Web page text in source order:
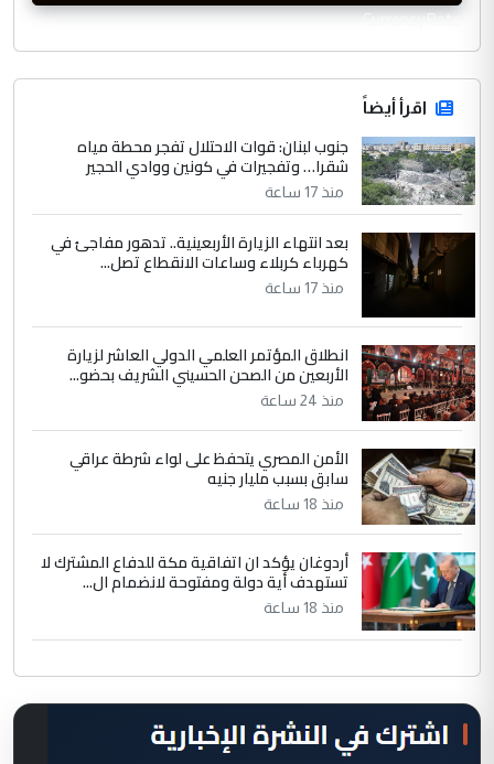
CurrencyRate
اقرأ أيضاً
جنوب لبنان: قوات الاحتلال تفجر محطة مياه
شقرا… وتفجيرات في كونين ووادي الحجير
منذ 17 ساعة
بعد انتهاء الزيارة الأربعينية.. تدهور مفاجئ في
كهرباء كربلاء وساعات الانقطاع تصل...
منذ 17 ساعة
انطلاق المؤتمر العلمي الدولي العاشر لزيارة
الأربعين من الصحن الحسيني الشريف بحضو...
منذ 24 ساعة
الأمن المصري يتحفظ على لواء شرطة عراقي
سابق بسبب مليار جنيه
منذ 18 ساعة
أردوغان يؤكد ان اتفاقية مكة للدفاع المشترك لا
تستهدف أية دولة ومفتوحة لانضمام ال...
منذ 18 ساعة